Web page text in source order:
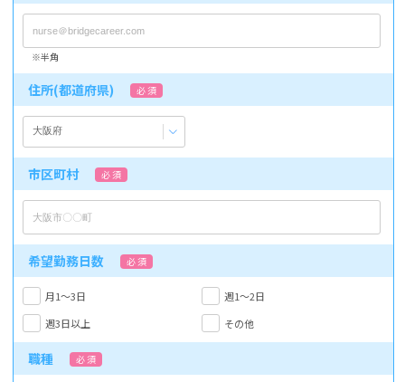
※半角
住所(都道府県) 必 須
市区町村 必 須
希望勤務日数 必 須
月1～3日
週1～2日
週3日以上
その他
職種 必 須